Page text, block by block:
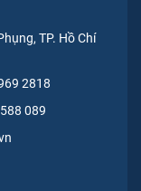
TP. Hồ Chí
2818
089